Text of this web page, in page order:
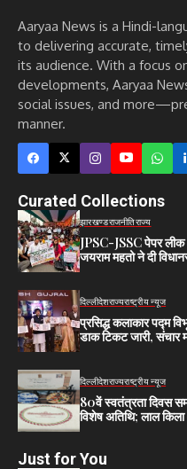
Aaryaa News is a Hindi-
to delivering accurate,
its audience. With a focus
developments, Aaryaa
social issues, and
manner.
Curated Collections
झारखण्डराजनीतिराज्य
JPSC-JSSC पेपर लीक
जयराम महतो ने दी
दिल्लीदेशराज्यराष्ट्रीय न्यूज
प्रसिद्ध कलाकार पद्म
डाक टिकट जारी, संचार
दिल्लीदेशराज्यराष्ट्रीय न्यूज
80वें स्वतंत्रता दिवस
विशेष अतिथि; लाल किला
Just for You